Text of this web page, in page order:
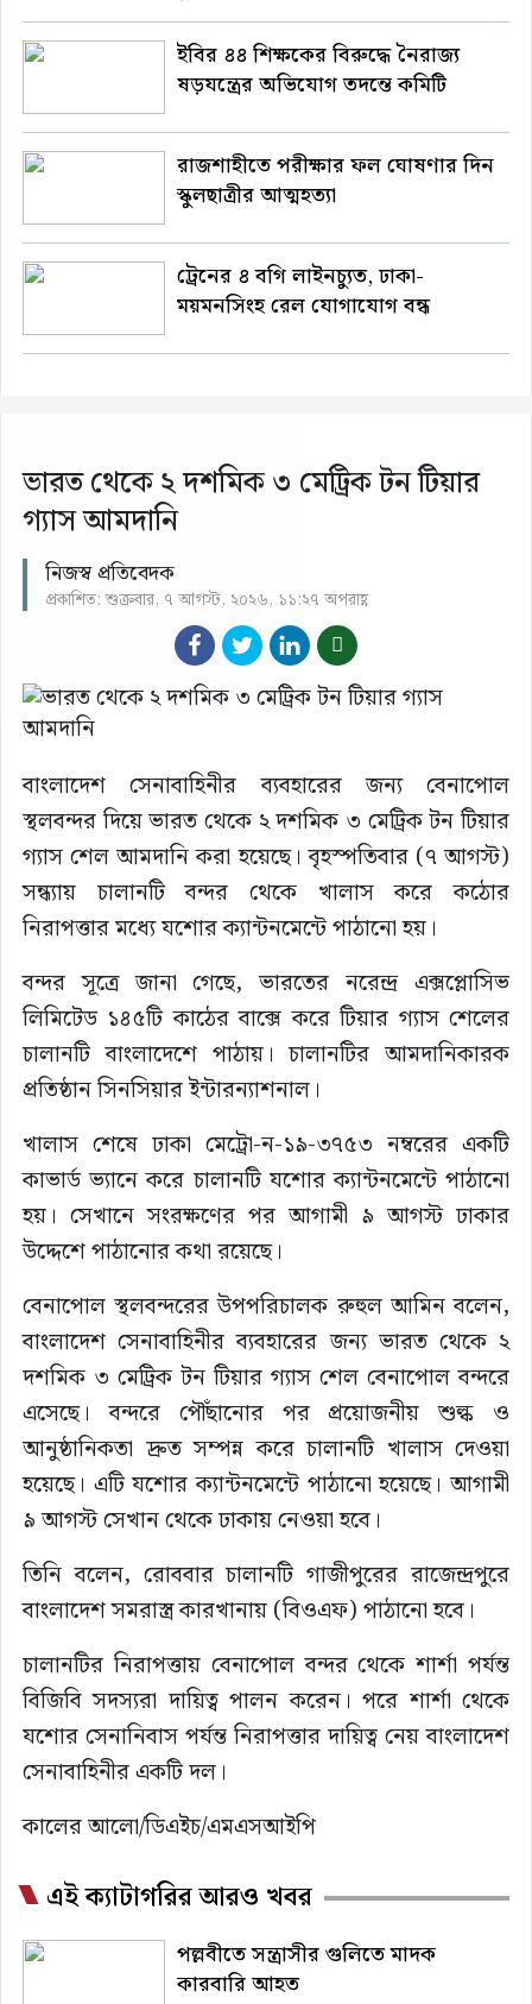
ইবির ৪৪ শিক্ষকের বিরুদ্ধে নৈরাজ্য
ষড়যন্ত্রের অভিযোগ তদন্তে কমিটি
রাজশাহীতে পরীক্ষার ফল ঘোষণার দিন
স্কুলছাত্রীর আত্মহত্যা
ট্রেনের ৪ বগি লাইনচ্যুত, ঢাকা-
ময়মনসিংহ রেল যোগাযোগ বন্ধ
ভারত থেকে ২ দশমিক ৩ মেট্রিক টন টিয়ার
গ্যাস আমদানি
নিজস্ব প্রতিবেদক
প্রকাশিত: শুক্রবার, ৭ আগস্ট, ২০২৬, ১১:২৭ অপরাহ্ণ
বাংলাদেশ সেনাবাহিনীর ব্যবহারের জন্য বেনাপোল
স্থলবন্দর দিয়ে ভারত থেকে ২ দশমিক ৩ মেট্রিক টন টিয়ার
গ্যাস শেল আমদানি করা হয়েছে। বৃহস্পতিবার (৭ আগস্ট)
সন্ধ্যায় চালানটি বন্দর থেকে খালাস করে কঠোর
নিরাপত্তার মধ্যে যশোর ক্যান্টনমেন্টে পাঠানো হয়।
বন্দর সূত্রে জানা গেছে, ভারতের নরেন্দ্র এক্সপ্লোসিভ
লিমিটেড ১৪৫টি কাঠের বাক্সে করে টিয়ার গ্যাস শেলের
চালানটি বাংলাদেশে পাঠায়। চালানটির আমদানিকারক
প্রতিষ্ঠান সিনসিয়ার ইন্টারন্যাশনাল।
খালাস শেষে ঢাকা মেট্রো-ন-১৯-৩৭৫৩ নম্বরের একটি
কাভার্ড ভ্যানে করে চালানটি যশোর ক্যান্টনমেন্টে পাঠানো
হয়। সেখানে সংরক্ষণের পর আগামী ৯ আগস্ট ঢাকার
উদ্দেশে পাঠানোর কথা রয়েছে।
বেনাপোল স্থলবন্দরের উপপরিচালক রুহুল আমিন বলেন,
বাংলাদেশ সেনাবাহিনীর ব্যবহারের জন্য ভারত থেকে ২
দশমিক ৩ মেট্রিক টন টিয়ার গ্যাস শেল বেনাপোল বন্দরে
এসেছে। বন্দরে পৌঁছানোর পর প্রয়োজনীয় শুল্ক ও
আনুষ্ঠানিকতা দ্রুত সম্পন্ন করে চালানটি খালাস দেওয়া
হয়েছে। এটি যশোর ক্যান্টনমেন্টে পাঠানো হয়েছে। আগামী
৯ আগস্ট সেখান থেকে ঢাকায় নেওয়া হবে।
তিনি বলেন, রোববার চালানটি গাজীপুরের রাজেন্দ্রপুরে
বাংলাদেশ সমরাস্ত্র কারখানায় (বিওএফ) পাঠানো হবে।
চালানটির নিরাপত্তায় বেনাপোল বন্দর থেকে শার্শা পর্যন্ত
বিজিবি সদস্যরা দায়িত্ব পালন করেন। পরে শার্শা থেকে
যশোর সেনানিবাস পর্যন্ত নিরাপত্তার দায়িত্ব নেয় বাংলাদেশ
সেনাবাহিনীর একটি দল।
কালের আলো/ডিএইচ/এমএসআইপি
এই ক্যাটাগরির আরও খবর
পল্লবীতে সন্ত্রাসীর গুলিতে মাদক
কারবারি আহত